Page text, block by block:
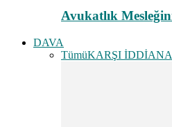
Avukatlık
DAVA
TümüKARŞI